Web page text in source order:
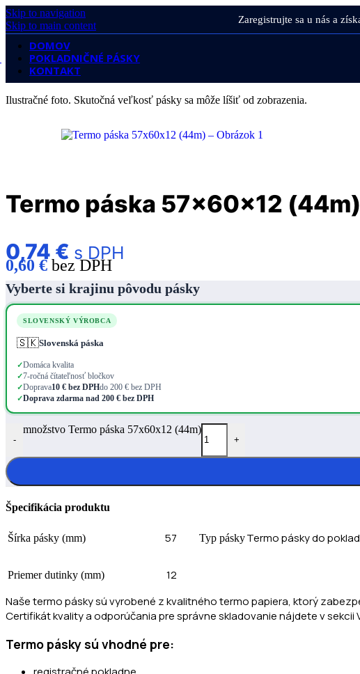
Skip to navigation
Skip to main content
Zaregistrujte sa u nás a
DOMOV
POKLADNIČNÉ PÁSKY
KONTAKT
Ilustračné foto. Skutočná veľkosť pásky sa môže líšiť od zobrazenia.
Termo páska 57x60x12 (44m)
0,74 € s DPH
0,60 €bez DPH
Vyberte si krajinu pôvodu pásky
SLOVENSKÝ VÝROBCA
🇸🇰Slovenská páska
✓Domáca kvalita
✓7-ročná čítateľnosť bločkov
✓Doprava10 € bez DPHdo 200 € bez DPH
✓Doprava zdarma nad 200 € bez DPH
-
množstvo Termo páska 57x60x12 (44m)
+
Špecifikácia produktu
Šírka pásky (mm) 57 Typ páskyTermo pásky do
Priemer dutinky (mm)
12
Naše termo pásky sú vyrobené z kvalitného termo papiera, ktorý
Certifikát kvality a odporúčania pre správne skladovanie nájdete v sekcii
Termo pásky sú vhodné pre: